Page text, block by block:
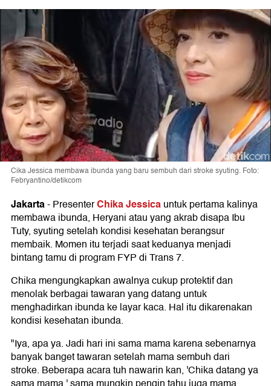
Cika Jessica membawa ibunda yang baru sembuh dari stroke syuting. Foto:
Febryantino/detikcom
Jakarta-PresenterChika Jessicauntuk pertama kalinya
membawa ibunda, Heryani atau yang akrab disapa Ibu
Tuty, syuting setelah kondisi kesehatan berangsur
membaik. Momen itu terjadi saat keduanya menjadi
bintang tamu di program FYP di Trans 7.
Chika mengungkapkan awalnya cukup protektif dan
menolak berbagai tawaran yang datang untuk
menghadirkan ibunda ke layar kaca. Hal itu dikarenakan
kondisi kesehatan ibunda.
"Iya, apa ya. Jadi hari ini sama mama karena sebenarnya
banyak banget tawaran setelah mama sembuh dari
stroke. Beberapa acara tuh nawarin kan, 'Chika datang ya